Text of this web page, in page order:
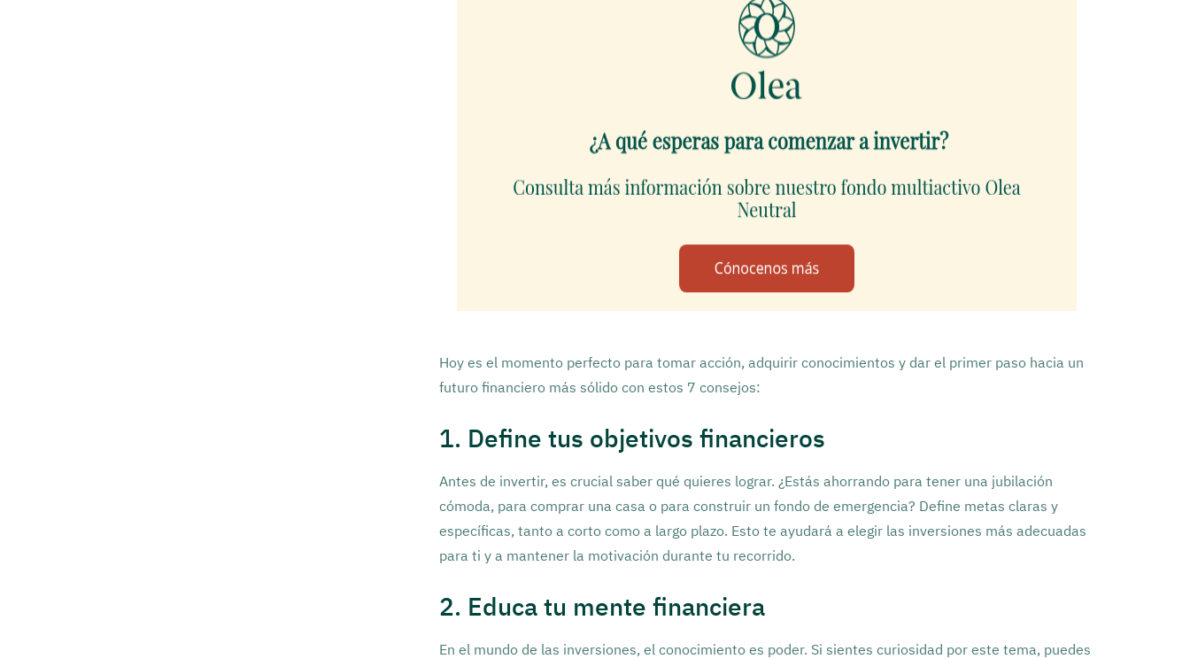
Hoy es el momento perfecto para tomar acción, adquirir conocimientos y dar el primer paso hacia un
futuro financiero más sólido con estos 7 consejos:
1. Define tus objetivos financieros
Antes de invertir, es crucial saber qué quieres lograr. ¿Estás ahorrando para tener una jubilación
cómoda, para comprar una casa o para construir un fondo de emergencia? Define metas claras y
específicas, tanto a corto como a largo plazo. Esto te ayudará a elegir las inversiones más adecuadas
para ti y a mantener la motivación durante tu recorrido.
2. Educa tu mente financiera
En el mundo de las inversiones, el conocimiento es poder. Si sientes curiosidad por este tema, puedes